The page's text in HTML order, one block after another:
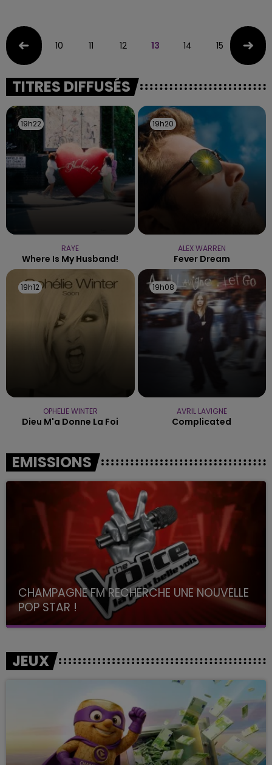
10 11 12 13 14 15 16
TITRES DIFFUSÉS
19h22
19h22
RAYE
Where Is My Husband!
19h20
19h20
ALEX WARREN
Fever Dream
19h12
19h12
OPHELIE WINTER
Dieu M'a Donne La Foi
19h08
19h08
AVRIL LAVIGNE
Complicated
EMISSIONS
CHAMPAGNE FM RECHERCHE UNE NOUVELLE
POP STAR !
Toute la journée sur Champagne FM
JEUX